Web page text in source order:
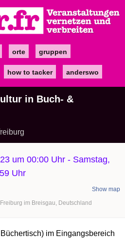
orte gruppen
how to tacker anderswo
in Buch- &
um 00:00 Uhr - Samstag,
Uhr
Freiburg im Breisgau Deutschland
Show map
im Eingangsbereich